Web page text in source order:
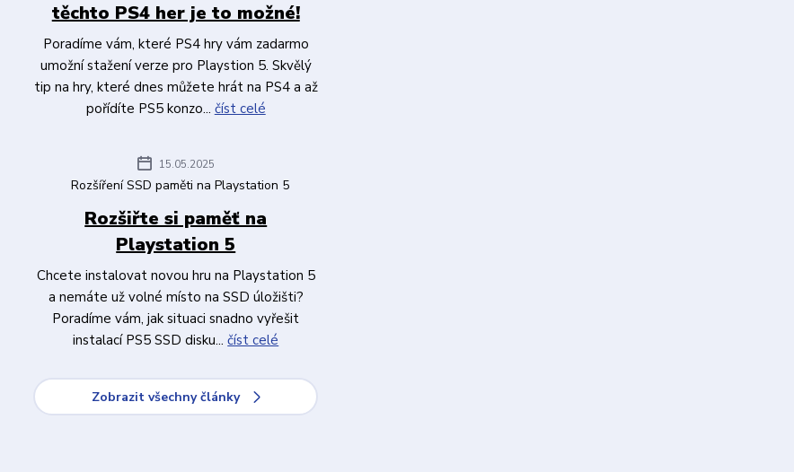
těchto PS4 her je to možné!
Poradíme vám, které PS4 hry vám zadarmo
umožní stažení verze pro Playstion 5. Skvělý
tip na hry, které dnes můžete hrát na PS4 a až
pořídíte PS5 konzo... číst celé
15.05.2025
Rozšíření SSD paměti na Playstation 5
Rozšiřte si paměť na
Playstation 5
Chcete instalovat novou hru na Playstation 5
a nemáte už volné místo na SSD úložišti?
Poradíme vám, jak situaci snadno vyřešit
instalací PS5 SSD disku...číst celé
Zobrazit všechny články